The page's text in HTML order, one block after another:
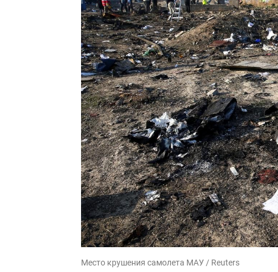
Место крушения самолета МАУ / Reuters